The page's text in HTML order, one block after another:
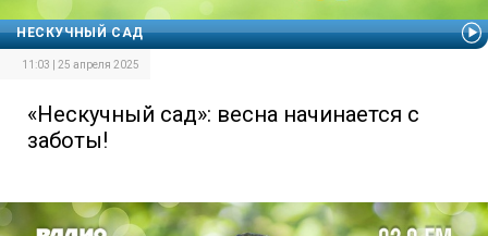
НЕСКУЧНЫЙ САД
11:03 | 25 апреля 2025
«Нескучный сад»: весна начинается с
заботы!